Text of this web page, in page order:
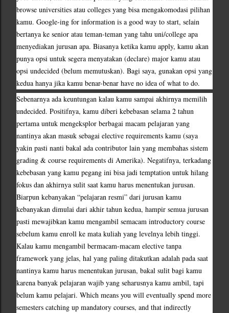
browse universities atau colleges yang bisa mengakomodasi pilihan
kamu. Google-ing for information is a good way to start, selain
bertanya ke senior atau teman-teman yang tahu uni/college apa
menyediakan jurusan apa. Biasanya ketika kamu apply, kamu akan
punya opsi untuk segera menyatakan (declare) major kamu atau
opsi undecided (belum memutuskan). Bagi saya, gunakan opsi yang
kedua hanya jika kamu benar-benar have no idea of what to do.
Sebenarnya ada keuntungan kalau kamu sampai akhirnya memilih
undecided. Positifnya, kamu diberi kebebasan selama 2 tahun
pertama untuk mengeksplor berbagai macam pelajaran yang
nantinya akan masuk sebagai elective requirements kamu (saya
yakin pasti nanti bakal ada contributor lain yang membahas sistem
grading & course requirements di Amerika). Negatifnya, terkadang
kebebasan yang kamu pegang ini bisa jadi temptation untuk hilang
fokus dan akhirnya sulit saat kamu harus menentukan jurusan.
Biarpun kebanyakan “pelajaran resmi” dari jurusan kamu
kebanyakan dimulai dari akhir tahun kedua, hampir semua jurusan
pasti mewajibkan kamu mengambil semacam introductory course
sebelum kamu enroll ke mata kuliah yang levelnya lebih tinggi.
Kalau kamu mengambil bermacam-macam elective tanpa
framework yang jelas, hal yang paling ditakutkan adalah pada saat
nantinya kamu harus menentukan jurusan, bakal sulit bagi kamu
karena banyak pelajaran wajib yang seharusnya kamu ambil, tapi
belum kamu pelajari. Which means you will eventually spend more
semesters catching up mandatory courses, and that indirectly